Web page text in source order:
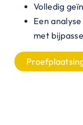
Volledig
Een
met